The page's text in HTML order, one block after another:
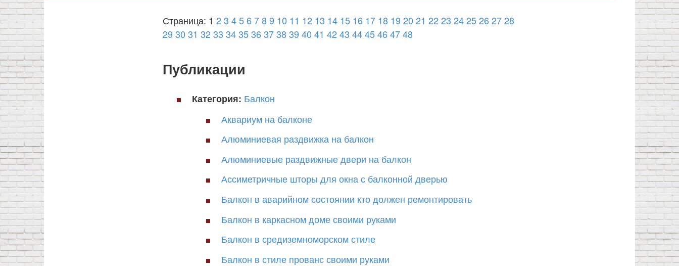
Страница: 1 2 3 456789 10 11 12 13 14 15 16 17 18 19 20 21 22 23 2425262728
29 30 31 32 33 343536373839 40 41 42 43 4445464748
Публикации
Категория: Балкон
Аквариум на балконе
Алюминиевая раздвижка на балкон
Алюминиевые раздвижные двери на балкон
Ассиметричные шторы для окна с балконной дверью
Балкон в аварийном состоянии кто должен ремонтировать
Балкон в каркасном доме своими руками
Балкон в средиземноморском стиле
Балкон в стиле прованс своими руками